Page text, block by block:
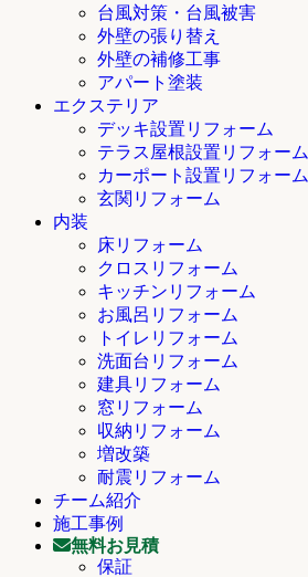
台風対策・台風被害
外壁の張り替え
外壁の補修工事
アパート塗装
エクステリア
デッキ設置リフォーム
テラス屋根設置リフォーム
カーポート設置リフォーム
玄関リフォーム
内装
床リフォーム
クロスリフォーム
キッチンリフォーム
お風呂リフォーム
トイレリフォーム
洗面台リフォーム
建具リフォーム
窓リフォーム
収納リフォーム
増改築
耐震リフォーム
チーム紹介
施工事例
無料お見積
保証